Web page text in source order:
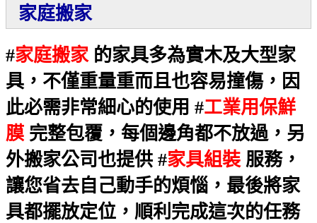
家庭搬家
#家庭搬家的家具多為實木及大型家
具，不僅重量重而且也容易撞傷，因
此必需非常細心的使用 #工業用保鮮
膜 完整包覆，每個邊角都不放過，另
外搬家公司也提供 #家具組裝服務，
讓您省去自己動手的煩惱，最後將家
具都擺放定位，順利完成這次的任務